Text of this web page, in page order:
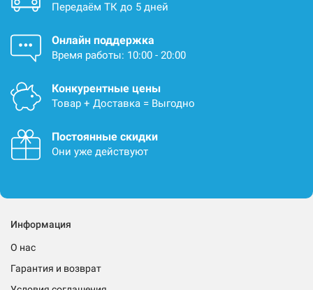
Передаём ТК до 5 дней
Онлайн поддержка
Время работы: 10:00 - 20:00
Конкурентные цены
Товар + Доставка = Выгодно
Постоянные скидки
Они уже действуют
Информация
О нас
Гарантия и возврат